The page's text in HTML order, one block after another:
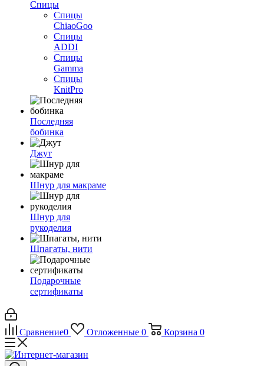
Спицы
Спицы
ChiaoGoo
Спицы
ADDI
Спицы
Gamma
Спицы
KnitPro
Последняя
бобинка
Джут
Шнур для макраме
Шнур для
рукоделия
Шпагаты, нити
Подарочные
сертификаты
Сравнение0 Отложенные 0 Корзина 0